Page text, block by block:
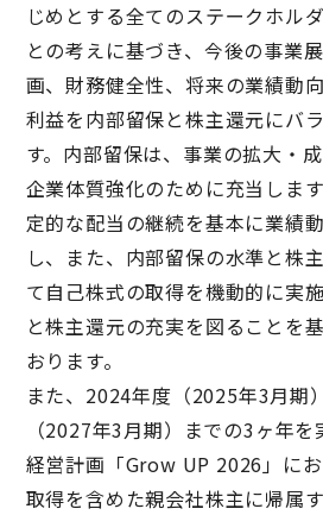
じめとする全てのステークホル
との考えに基づき、今後の事業
画、財務健全性、将来の業績動
利益を内部留保と株主還元にバ
す。内部留保は、事業の拡大・
企業体質強化のために充当しま
定的な配当の継続を基本に業績
し、また、内部留保の水準と株
て自己株式の取得を機動的に実
と株主還元の充実を図ることを
おります。
また、2024年度（2025年3月期
（2027年3月期）までの3ヶ年
経営計画「Grow UP 2026」に
取得を含めた親会社株主に帰属